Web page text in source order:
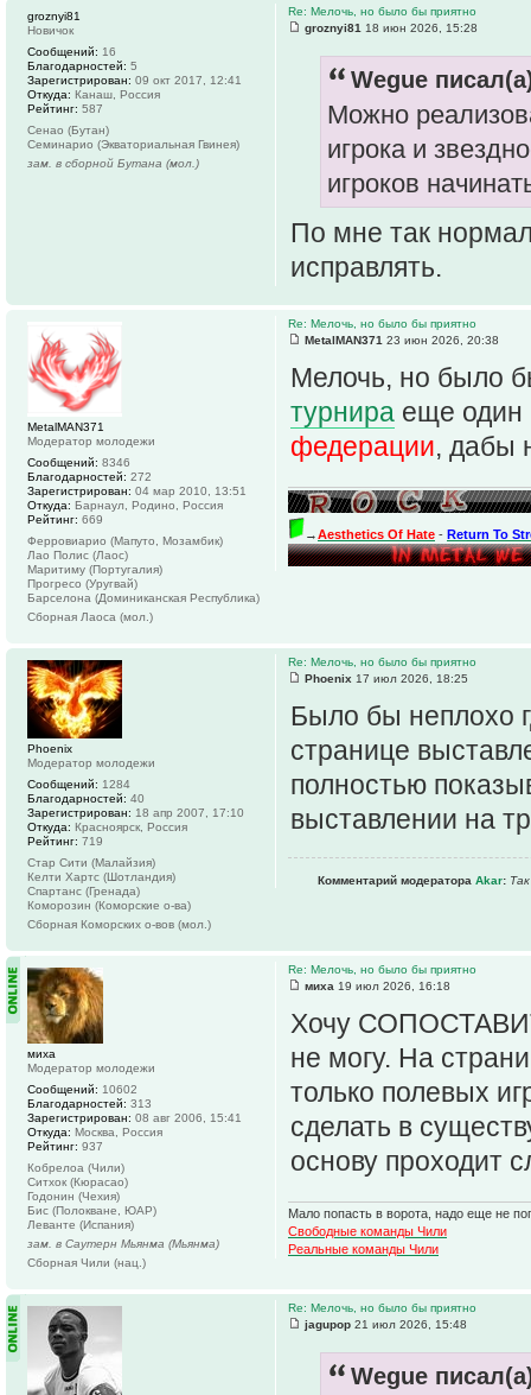
Re: Мелочь, но было бы приятно
groznyi81 18 июн 2026, 15:28
Wegue
Можно
игрока и
игроков
По мне так
исправлять.
groznyi81
Новичок
Сообщений: 16
Благодарностей: 5
Зарегистрирован: 09 окт 2017, 12:41
Откуда: Канаш, Россия
Рейтинг: 587
Сенао (Бутан)
Семинарио (Экваториальная Гвинея)
зам. в сборной Бутана (мол.)
Re: Мелочь, но было бы приятно
MetalMAN371 23 июн 2026, 20:38
Мелочь, но было
турнира еще один
федерации, дабы
→Aesthetics Of Hate - Return To
MetalMAN371
Модератор молодежи
Сообщений: 8346
Благодарностей: 272
Зарегистрирован: 04 мар 2010, 13:51
Откуда: Барнаул, Родино, Россия
Рейтинг: 669
Ферровиарио (Мапуто, Мозамбик)
Лао Полис (Лаос)
Маритиму (Португалия)
Прогресо (Уругвай)
Барселона (Доминиканская Республика)
Сборная Лаоса (мол.)
Re: Мелочь, но было бы приятно
Phoenix 17 июл 2026, 18:25
Было бы неплохо
странице
полностью
выставлении на
Комментарий модератора Akar:
Phoenix
Модератор молодежи
Сообщений: 1284
Благодарностей: 40
Зарегистрирован: 18 апр 2007, 17:10
Откуда: Красноярск, Россия
Рейтинг: 719
Стар Сити (Малайзия)
Келти Хартс (Шотландия)
Спартанс (Гренада)
Комoрозин (Коморские о-ва)
Сборная Коморских о-вов (мол.)
Re: Мелочь, но было бы приятно
миха 19 июл 2026, 16:18
Хочу
не могу. На
только полевых
сделать в
основу проходит
Мало попасть в ворота, надо еще не
Свободные команды Чили
Реальные команды Чили
миха
Модератор молодежи
Сообщений: 10602
Благодарностей: 313
Зарегистрирован: 08 авг 2006, 15:41
Откуда: Москва, Россия
Рейтинг: 937
Кобрелоа (Чили)
Ситхок (Кюрасао)
Годонин (Чехия)
Бис (Полокване, ЮАР)
Леванте (Испания)
зам. в Саутерн Мьянма (Мьянма)
Сборная Чили (нац.)
Re: Мелочь, но было бы приятно
jagupop 21 июл 2026, 15:48
Wegue